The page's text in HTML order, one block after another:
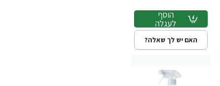
הוסף
לעגלה
האם יש לך שאלה?